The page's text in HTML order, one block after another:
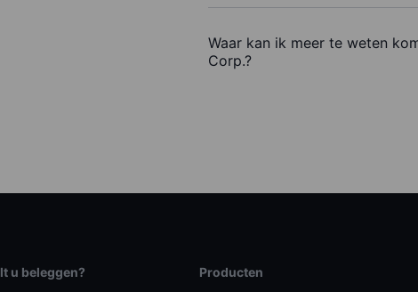
Waar kan ik meer te weten
Corp.?
u beleggen? Producten